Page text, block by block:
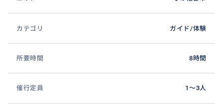
おすすめ
カテゴリ ガイド/体験
所要時間 8時間
催行定員 1〜3人